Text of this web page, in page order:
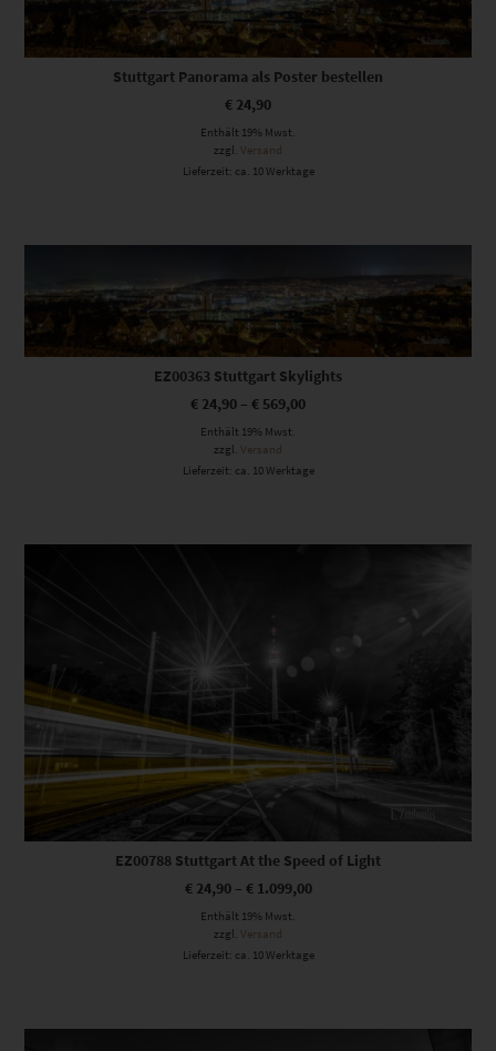
Stuttgart Panorama als Poster bestellen
€ 24,90
Enthält 19% Mwst.
zzgl. Versand
Lieferzeit: ca. 10 Werktage
Dieses Produkt weist mehrere Varianten auf. Die Optionen können auf der Produktseite gewählt werden
EZ00363 Stuttgart Skylights
€ 24,90 – € 569,00
Enthält 19% Mwst.
zzgl.
Versand
Lieferzeit: ca. 10 Werktage
Dieses Produkt weist mehrere Varianten auf. Die Optionen können auf der Produktseite gewählt werden
EZ00788 Stuttgart At the Speed of Light
€24,90– €1.099,00
Enthält 19% Mwst.
zzgl. Versand
Lieferzeit: ca. 10 Werktage
Dieses Produkt weist mehrere Varianten auf. Die Optionen können auf der Produktseite gewählt werden